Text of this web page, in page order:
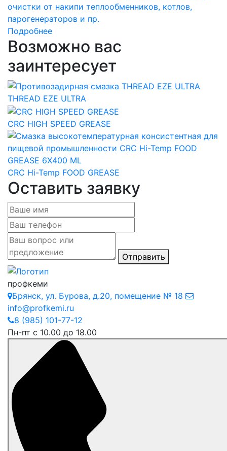
очистки от накипи теплообменников, котлов,
парогенераторов и пр.
Подробнее
Возможно вас
заинтересует
THREAD EZE ULTRA
CRC HIGH SPEED GREASE
CRC Hi-Temp FOOD GREASE
Оставить заявку
Отправить
профкеми
Брянск, ул. Бурова, д.20, помещение № 18
info@profkemi.ru
8 (985) 101-77-12
Пн-пт с 10.00 до 18.00